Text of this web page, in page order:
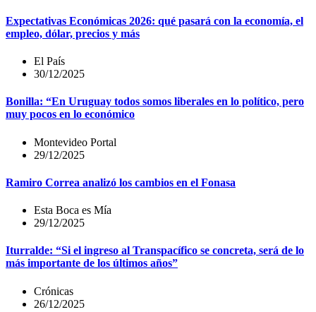
Expectativas Económicas 2026: qué pasará con la economía, el
empleo, dólar, precios y más
El País
30/12/2025
Bonilla: “En Uruguay todos somos liberales en lo político, pero
muy pocos en lo económico
Montevideo Portal
29/12/2025
Ramiro Correa analizó los cambios en el Fonasa
Esta Boca es Mía
29/12/2025
Iturralde: “Si el ingreso al Transpacífico se concreta, será de lo
más importante de los últimos años”
Crónicas
26/12/2025